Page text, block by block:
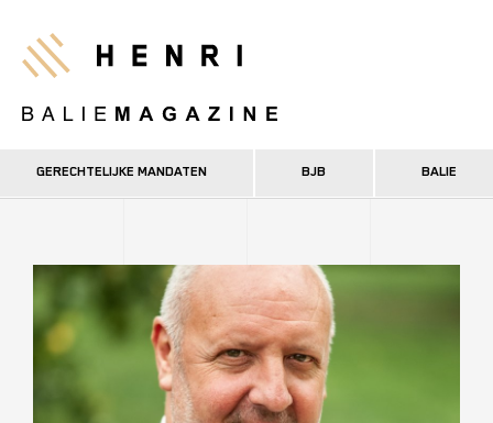
naar
inhoud
Henri
GERECHTELIJKE MANDATEN BJB BALIE